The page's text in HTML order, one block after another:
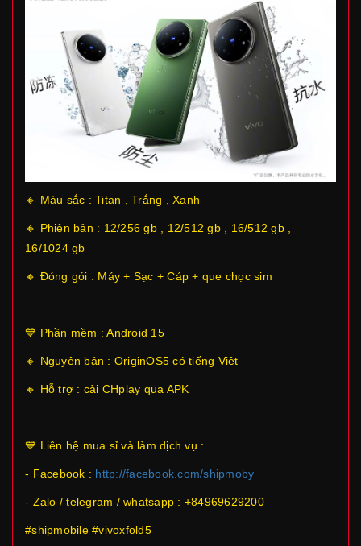
🔸 Màu sắc : Titan , Trắng , Xanh
🔸 Phiên bản : 12/256 gb , 12/512 gb , 16/512 gb ,
16/1024 gb
🔸 Đóng gói : Máy + Sạc + Cáp + que chọc sim
💙 Phần mềm : Android 15
🔸 Nguyên bản : OriginOS5 có tiếng Việt
🔸 Hỗ trợ : cài CHplay qua APK
💙 Liên hệ mua sỉ và làm dịch vụ :
- Facebook : http://facebook.com/shipmoby
- Zalo / telegram / whatsapp : +84969629200
#shipmobile #vivoxfold5